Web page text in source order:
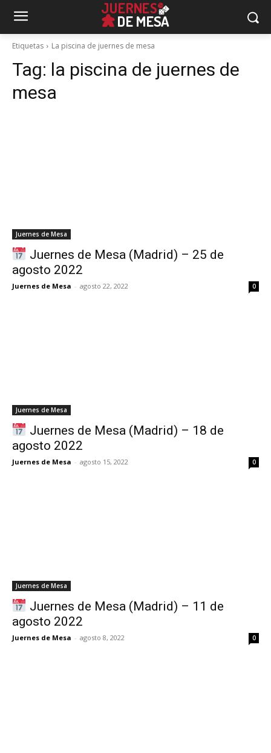
Etiquetas La piscina de juernes de mesa
Tag: la piscina de juernes de
mesa
Juernes de Mesa
Juernes de Mesa (Madrid) – 25 de
agosto 2022
Juernes de Mesa - agosto 22, 2022 0
Juernes de Mesa
Juernes de Mesa (Madrid) – 18 de
agosto 2022
Juernes de Mesa - agosto 15, 2022 0
Juernes de Mesa
Juernes de Mesa (Madrid) – 11 de
agosto 2022
Juernes de Mesa - agosto 8, 2022 0